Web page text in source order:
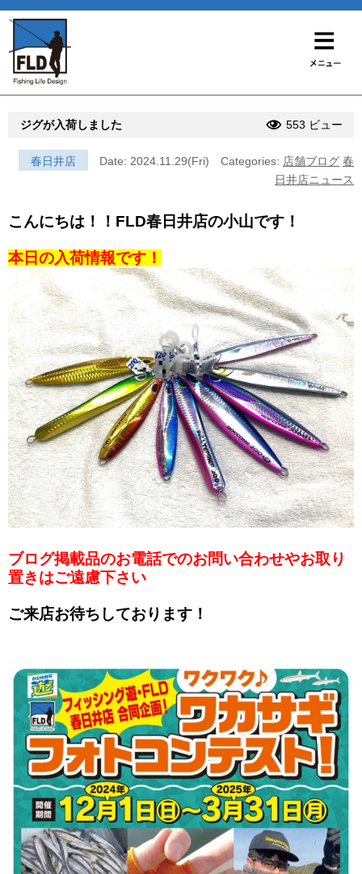
ジグが入荷しました 553 ビュー
春日井店 Date: 2024.11.29(Fri) Categories: 店舗ブログ 春
日井店ニュース
こんにちは！！FLD春日井店の小山です！
本日の入荷情報です！
ブログ掲載品のお電話でのお問い合わせやお取り
置きはご遠慮下さい
ご来店お待ちしております！